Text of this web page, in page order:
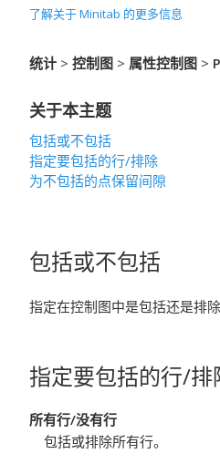
了解关于 Minitab 的更多信息
统计 > 控制图 > 属性控制图 > P
关于本主题
包括或不包括
指定要包括的行/排除
为不包括的点保留间隙
包括或不包括
指定在控制图中是包括还是排除
指定要包括的行/排
所有行/没有行
包括或排除所有行。